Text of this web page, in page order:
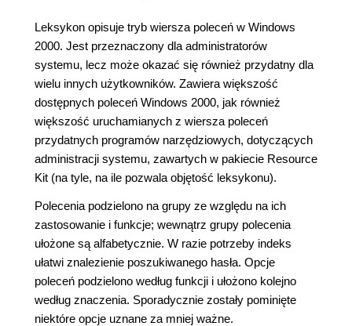
Leksykon opisuje tryb wiersza poleceń w Windows
2000. Jest przeznaczony dla administratorów
systemu, lecz może okazać się również przydatny dla
wielu innych użytkowników. Zawiera większość
dostępnych poleceń Windows 2000, jak również
większość uruchamianych z wiersza poleceń
przydatnych programów narzędziowych, dotyczących
administracji systemu, zawartych w pakiecie Resource
Kit (na tyle, na ile pozwala objętość leksykonu).
Polecenia podzielono na grupy ze względu na ich
zastosowanie i funkcje; wewnątrz grupy polecenia
ułożone są alfabetycznie. W razie potrzeby indeks
ułatwi znalezienie poszukiwanego hasła. Opcje
poleceń podzielono według funkcji i ułożono kolejno
według znaczenia. Sporadycznie zostały pominięte
niektóre opcje uznane za mniej ważne.